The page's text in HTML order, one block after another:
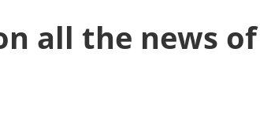
all the news